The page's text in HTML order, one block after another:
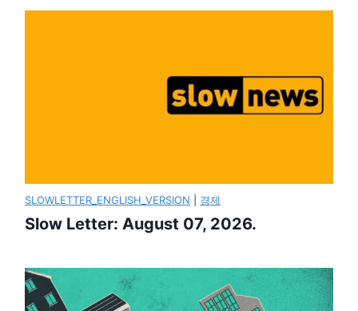
SLOWLETTER_ENGLISH_VERSION 경제
Slow Letter: August 07, 2026.